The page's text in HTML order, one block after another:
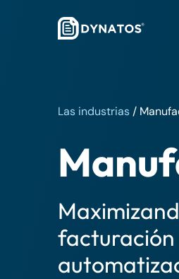
Las industrias /
facturación